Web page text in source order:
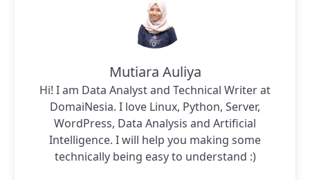
Mutiara Auliya
Hi! I am Data Analyst and Technical Writer at
DomaiNesia. I love Linux, Python, Server,
WordPress, Data Analysis and Artificial
Intelligence. I will help you making some
technically being easy to understand :)